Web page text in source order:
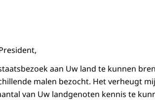
aan Uw land te kunnen
malen bezocht. Het verheugt
van Uw landgenoten kennis te